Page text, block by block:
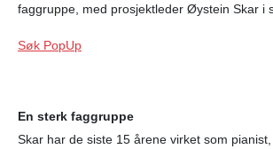
faggruppe, med prosjektleder Øystein Skar i
Søk PopUp
En sterk faggruppe
Skar har de siste 15 årene virket som